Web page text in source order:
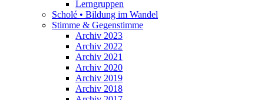
Lerngruppen
Scholé • Bildung im Wandel
Stimme & Gegenstimme
Archiv 2023
Archiv 2022
Archiv 2021
Archiv 2020
Archiv 2019
Archiv 2018